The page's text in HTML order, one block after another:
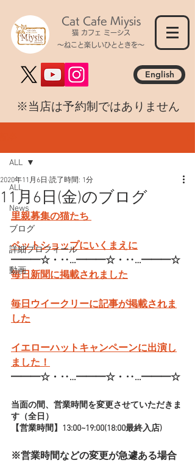
Cat Cafe Miysis
猫 カフェ ミーシス
～ねこと楽しいひとときを～
English
​※当店は予約制ではありません
ALL
News
ブログ
詳細プロフィール
動画
ALL
11月6日(金)のブログ
2020年11月6日 読了時間: 1分
里親募集の猫たち
ペットショップにいくまえに
━━━☆・‥…━━━☆・‥…━━━☆
毎日新聞に掲載されました
毎日ウイークリーに記事が掲載されま
した
イエローハットキャンペーンに出演し
ました！
━━━☆・‥…━━━☆・‥…━━━☆
当面の間、営業時間を変更させていただきま
す（全日）
【営業時間】13:00~19:00(18:00最終入店)
※営業時間などの変更が急遽ある場合